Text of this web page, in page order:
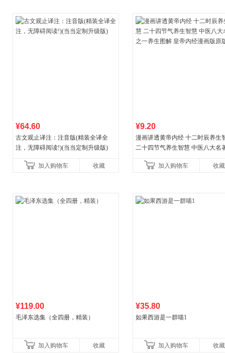
¥64.60
古文观止译注：注音版(精装全译全
注，无障碍阅读!)(当当定制升级版)
加入购物车 收藏
¥9.20
漫画讲透黄帝内经 十二时辰养生
二十四节气养生智慧 中医八大名
加入购物车
收藏
¥119.00
毛泽东选集（全四册，精装）
加入购物车 收藏
¥35.80
如果西游是一群喵1
加入购物车 收藏